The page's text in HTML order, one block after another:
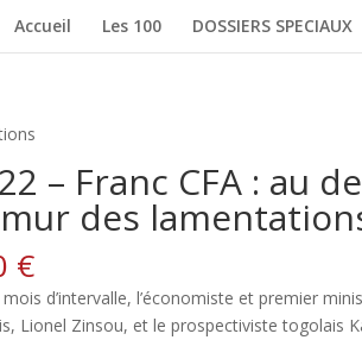
Accueil Les 100 DOSSIERS SPECIAUX
– Franc CFA : au
des
€
d’intervalle, l’économiste et premier
Lionel Zinsou, et le prospectiviste togolais